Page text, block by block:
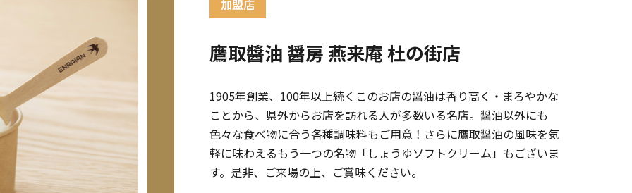
鷹取醬油 醤房 燕来庵 杜の街店
1905年創業、100年以上続くこのお店の醤油は香り高く・まろやかな
ことから、県外からお店を訪れる人が多数いる名店。醤油以外にも
色々な食べ物に合う各種調味料もご用意！さらに鷹取醤油の風味を気
軽に味わえるもう一つの名物「しょうゆソフトクリーム」もございま
す。是非、ご来場の上、ご賞味ください。